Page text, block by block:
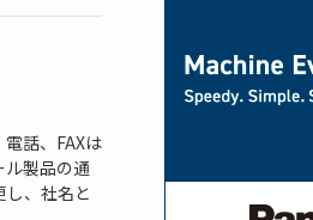
話、FAXは
製品の通
、社名と